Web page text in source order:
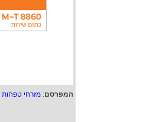
המפרסם: מזרחי טפחות